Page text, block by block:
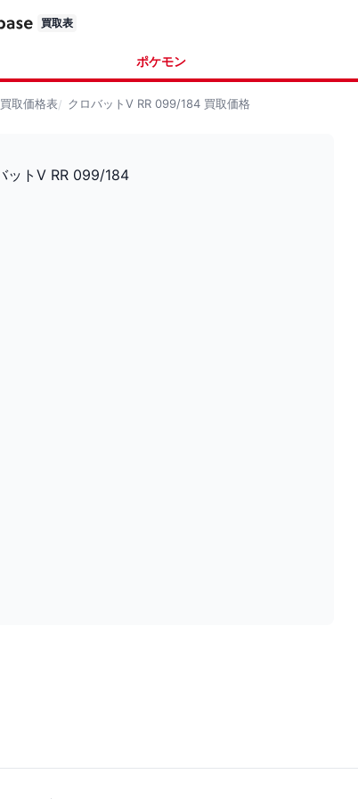
買取表
ポケモン
買取価格表 クロバットV RR 099/184 買取価格